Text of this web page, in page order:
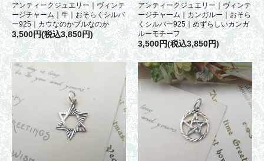
アンティークジュエリー｜ヴィンテ
ージチャーム｜牛｜おそらくシルバ
ー925｜カウなのかブルなのか
3,500円(税込3,850円)
アンティークジュエリー｜ヴィンテ
ージチャーム｜カンガルー｜おそら
くシルバー925｜めずらしいカンガ
ルーモチーフ
3,500円(税込3,850円)